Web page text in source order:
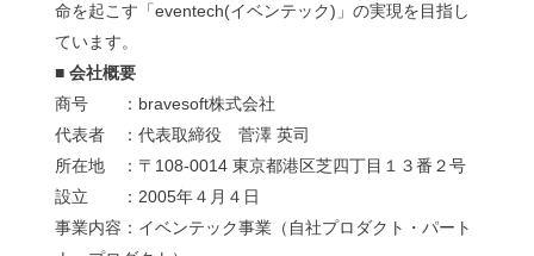
命を起こす「eventech(イベンテック)」の実現を目指し
ています。
■ 会社概要
商号 ：bravesoft株式会社
代表者 ：代表取締役 菅澤 英司
所在地 ：〒108-0014 東京都港区芝四丁目１３番２号
設立 ：2005年４月４日
事業内容：イベンテック事業（自社プロダクト・パート